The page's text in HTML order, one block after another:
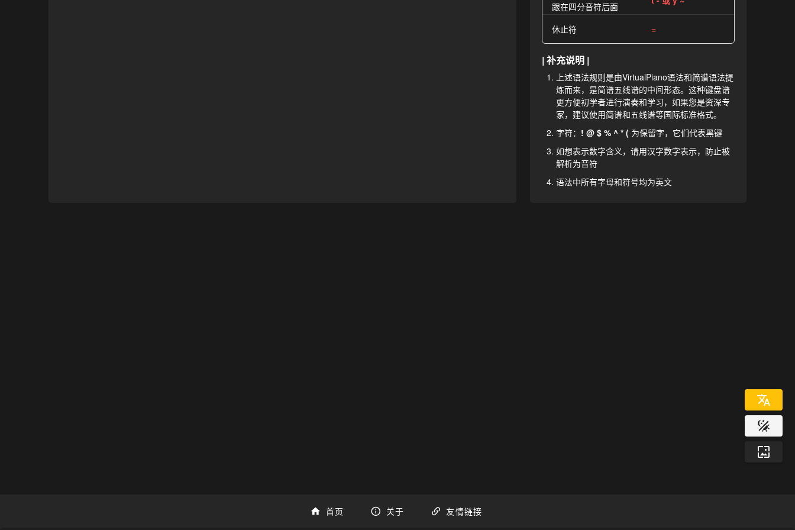
跟在四分音符后面
休止符 =
| 补充说明 |
上述语法规则是由VirtualPiano语法和简谱语法提
炼而来，是简谱五线谱的中间形态。这种键盘谱
更方便初学者进行演奏和学习，如果您是资深专
家，建议使用简谱和五线谱等国际标准格式。
字符： ! @ $ % ^ * ( 为保留字，它们代表黑键
如想表示数字含义，请用汉字数字表示，防止被
解析为音符
语法中所有字母和符号均为英文
首页 关于 友情链接